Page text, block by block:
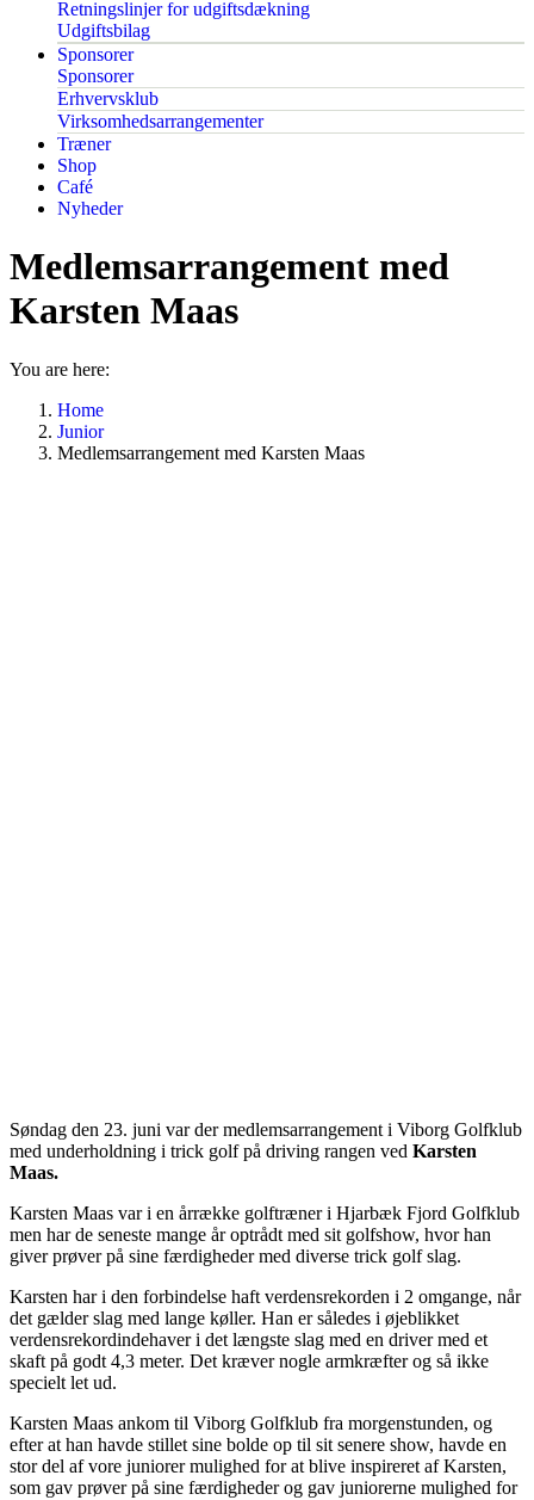
Retningslinjer for udgiftsdækning
Udgiftsbilag
Sponsorer
Sponsorer
Erhvervsklub
Virksomhedsarrangementer
Træner
Shop
Café
Nyheder
Medlemsarrangement med
Karsten Maas
You are here:
Home
Junior
Medlemsarrangement med Karsten Maas
Søndag den 23. juni var der medlemsarrangement i Viborg Golfklub
med underholdning i trick golf på driving rangen ved Karsten
Maas.
Karsten Maas var i en årrække golftræner i Hjarbæk Fjord Golfklub
men har de seneste mange år optrådt med sit golfshow, hvor han
giver prøver på sine færdigheder med diverse trick golf slag.
Karsten har i den forbindelse haft verdensrekorden i 2 omgange, når
det gælder slag med lange køller. Han er således i øjeblikket
verdensrekordindehaver i det længste slag med en driver med et
skaft på godt 4,3 meter. Det kræver nogle armkræfter og så ikke
specielt let ud.
Karsten Maas ankom til Viborg Golfklub fra morgenstunden, og
efter at han havde stillet sine bolde op til sit senere show, havde en
stor del af vore juniorer mulighed for at blive inspireret af Karsten,
som gav prøver på sine færdigheder og gav juniorerne mulighed for